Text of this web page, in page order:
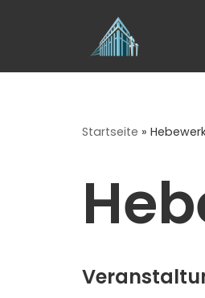
Inhalt
Startseite »